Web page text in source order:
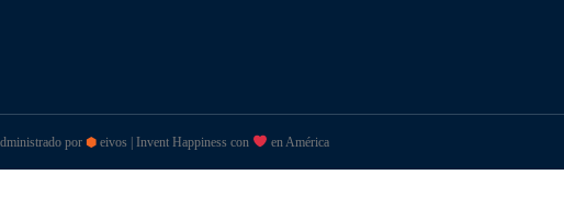
por⬢ eivos | Invent Happiness con en América